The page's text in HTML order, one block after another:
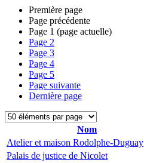
Première page
Page précédente
Page 1 (page actuelle)
Page 2
Page 3
Page 4
Page 5
Page suivante
Dernière page
Nom
Atelier et maison Rodolphe-Duguay
Palais de justice de Nicolet